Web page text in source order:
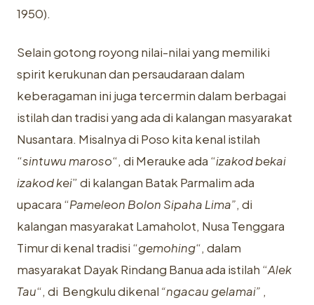
1950).
Selain gotong royong nilai-nilai yang memiliki
spirit kerukunan dan persaudaraan dalam
keberagaman ini juga tercermin dalam berbagai
istilah dan tradisi yang ada di kalangan masyarakat
Nusantara. Misalnya di Poso kita kenal istilah
“sintuwu maroso“, di Merauke ada “izakod bekai
izakod kei” di kalangan Batak Parmalim ada
upacara “Pameleon Bolon Sipaha Lima”, di
kalangan masyarakat Lamaholot, Nusa Tenggara
Timur di kenal tradisi “gemohing“, dalam
masyarakat Dayak Rindang Banua ada istilah “Alek
Tau“, di Bengkulu dikenal “ngacau gelamai” ,